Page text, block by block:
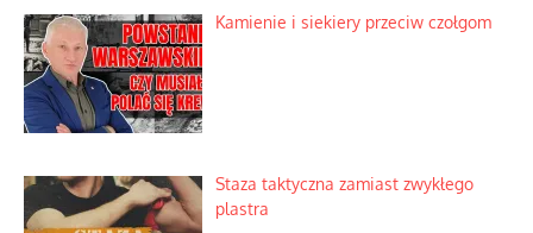
Kamienie i siekiery przeciw czołgom
Staza taktyczna zamiast zwykłego
plastra